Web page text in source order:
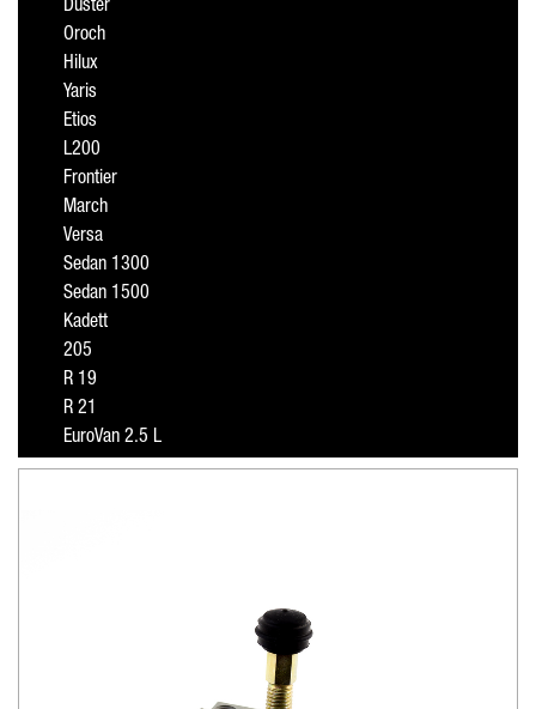
Duster
Oroch
Hilux
Yaris
Etios
L200
Frontier
March
Versa
Sedan 1300
Sedan 1500
Kadett
205
R 19
R 21
EuroVan 2.5 L